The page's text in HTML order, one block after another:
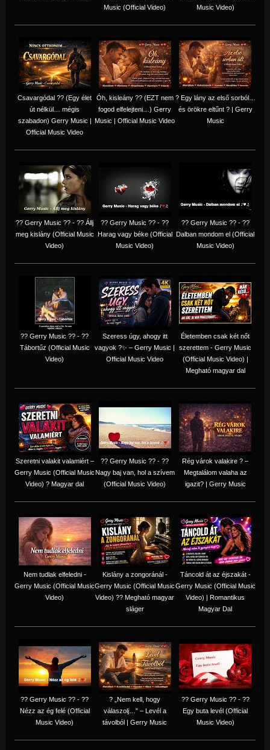
Music (Official Video)
Music Video)
Csavargódal ?? (Egy élet
út nélkül… mégis
szabadon) Gerry Music |
Official Music Video
Óh, kisleány ?? (EZT nem
fogod elfelejteni…) Gerry
Music | Official Music Video
? Egy lány az első sorból…
és örökre eltűnt ? | Gerry
Music
?? Gerry Music ?? - ?? Állj
meg kislány (Official Music
Video)
?? Gerry Music ?? - ??
Harag vagy béke (Official
Music Video)
?? Gerry Music ?? - ??
Dalban mondom el (Official
Music Video)
?? Gerry Music ?? - ??
Tábortűz (Official Music
Video)
Szeress úgy, ahogy itt
vagyok ?✨ – Gerry Music |
Official Music Video
Életemben csak két nőt
szerettem - Gerry Music
(Official Music Video) |
Megható magyar dal
Szeretni valakit valamiért –
Gerry Music (Official Music
Video) ? Magyar dal
?? Gerry Music ?? - ??
Nagy baj van, hol a szívem
(Official Music Video)
Rég várok valakire ? –
Megtalálom valaha az
igazit? | Gerry Music
Nem tudlak elfeledni -
Gerry Music (Official Music
Video)
Kislány a zongoránál -
Gerry Music (Official Music
Video) ?? Megható magyar
sláger
Táncold át az éjszakát -
Gerry Music (Official Music
Video) | Romantikus
Magyar Dal
?? Gerry Music ?? - ??
Nézz az ég felé (Official
Music Video)
? „Nem kell, hogy
válaszolj…” – Levél a
távolból | Gerry Music
?? Gerry Music ?? - ??
Egy buta levél (Official
Music Video)